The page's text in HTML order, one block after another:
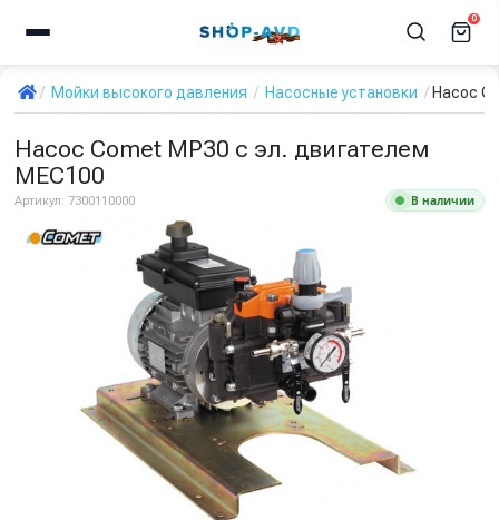
0
Мойки высокого давления Насосные установки Насос
Насос Comet МР30 с эл. двигателем
MEC100
Артикул: 7300110000 В наличии